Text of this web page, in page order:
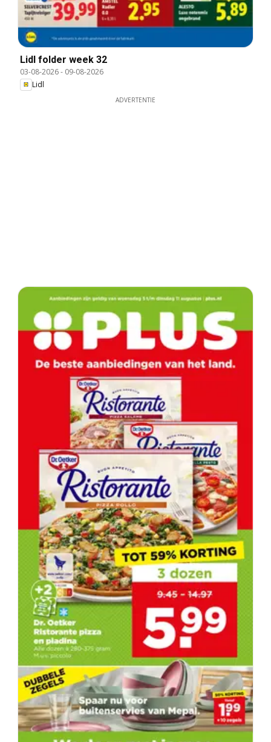
Lidl folder week 32
03-08-2026- 09-08-2026
Lidl
ADVERTENTIE